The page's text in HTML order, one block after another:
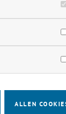
auch
frei um 360
lässt man
zur
ALLEN